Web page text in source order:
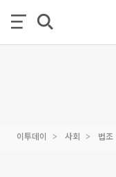
이투데이 사회 법조